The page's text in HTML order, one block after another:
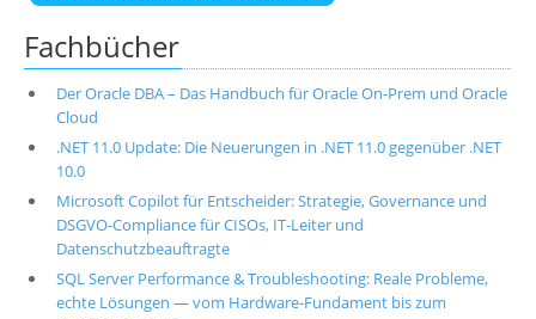
Fachbücher
Der Oracle DBA – Das Handbuch für Oracle On-Prem und Oracle
Cloud
.NET 11.0 Update: Die Neuerungen in .NET 11.0 gegenüber .NET
10.0
Microsoft Copilot für Entscheider: Strategie, Governance und
DSGVO-Compliance für CISOs, IT-Leiter und
Datenschutzbeauftragte
SQL Server Performance & Troubleshooting: Reale Probleme,
echte Lösungen — vom Hardware-Fundament bis zum